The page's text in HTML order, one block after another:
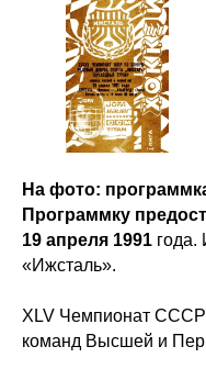
На фото:
Программку
19 апреля 1991 года.
«Ижсталь».
XLV Чемпионат СССР
команд Высшей и